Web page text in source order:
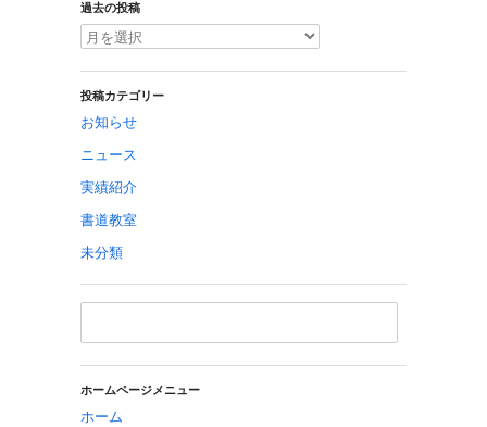
過去の投稿
投稿カテゴリー
お知らせ
ニュース
実績紹介
書道教室
未分類
ホームページメニュー
ホーム